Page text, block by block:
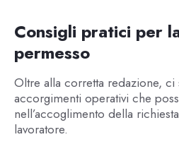
Consigli pratici per
permesso
Oltre alla corretta redazione, ci
accorgimenti operativi che
nell’accoglimento della
lavoratore.